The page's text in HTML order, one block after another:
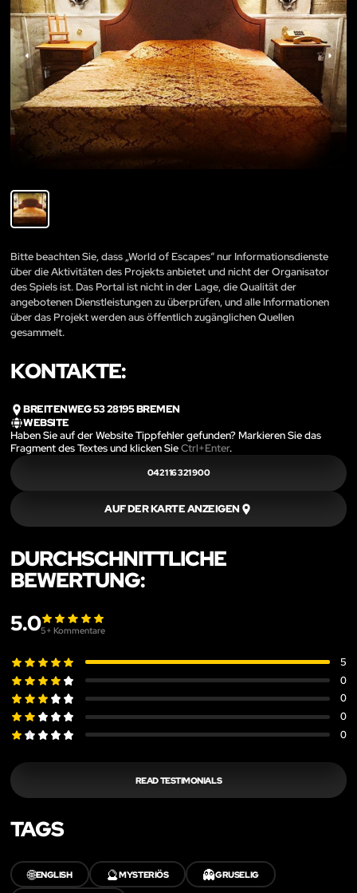
Bitte beachten Sie, dass „World of Escapes“ nur Informationsdienste
über die Aktivitäten des Projekts anbietet und nicht der Organisator
des Spiels ist. Das Portal ist nicht in der Lage, die Qualität der
angebotenen Dienstleistungen zu überprüfen, und alle Informationen
über das Projekt werden aus öffentlich zugänglichen Quellen
gesammelt.
KONTAKTE:
BREITENWEG 53 28195 BREMEN
WEBSITE
Haben Sie auf der Website Tippfehler gefunden? Markieren Sie das
Fragment des Textes und klicken SieCtrl+Enter.
0421 16 321 900
AUF DER KARTE ANZEIGEN
DURCHSCHNITTLICHE
BEWERTUNG:
5.05+ Kommentare
5
0
0
0
0
READ TESTIMONIALS
TAGS
🌐ENGLISH 🔮MYSTERIÖS 👻GRUSELIG